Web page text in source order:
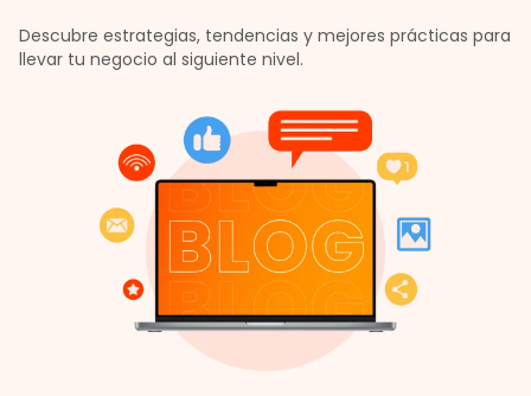
Descubre estrategias, tendencias y mejores prácticas para
llevar tu negocio al siguiente nivel.